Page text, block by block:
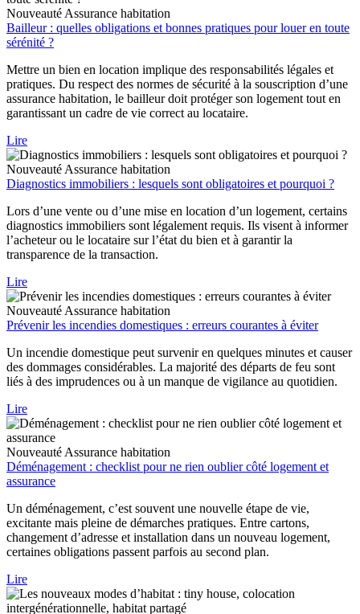
Nouveauté Assurance habitation
Bailleur : quelles obligations et bonnes pratiques pour louer en toute
sérénité ?
Mettre un bien en location implique des responsabilités légales et
pratiques. Du respect des normes de sécurité à la souscription d’une
assurance habitation, le bailleur doit protéger son logement tout en
garantissant un cadre de vie correct au locataire.
Lire
Nouveauté Assurance habitation
Diagnostics immobiliers : lesquels sont obligatoires et pourquoi ?
Lors d’une vente ou d’une mise en location d’un logement, certains
diagnostics immobiliers sont légalement requis. Ils visent à informer
l’acheteur ou le locataire sur l’état du bien et à garantir la
transparence de la transaction.
Lire
Nouveauté Assurance habitation
Prévenir les incendies domestiques : erreurs courantes à éviter
Un incendie domestique peut survenir en quelques minutes et causer
des dommages considérables. La majorité des départs de feu sont
liés à des imprudences ou à un manque de vigilance au quotidien.
Lire
Nouveauté Assurance habitation
Déménagement : checklist pour ne rien oublier côté logement et
assurance
Un déménagement, c’est souvent une nouvelle étape de vie,
excitante mais pleine de démarches pratiques. Entre cartons,
changement d’adresse et installation dans un nouveau logement,
certaines obligations passent parfois au second plan.
Lire